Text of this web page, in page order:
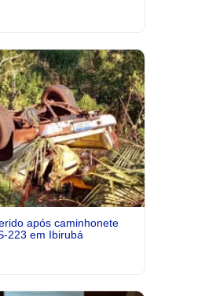
após caminhonete
223 em Ibirubá